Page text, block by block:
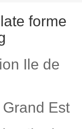
forme
Ile de
Est